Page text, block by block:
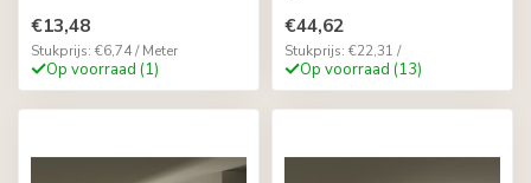
€13,48
Stukprijs: €6,74 / Meter
Op voorraad (1)
€44,62
Stukprijs: €22,31 /
Op voorraad (13)